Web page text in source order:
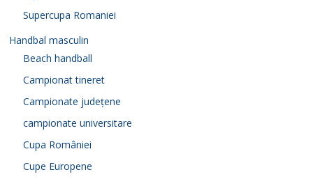
Supercupa Romaniei
Handbal masculin
Beach handball
Campionat tineret
Campionate județene
campionate universitare
Cupa României
Cupe Europene